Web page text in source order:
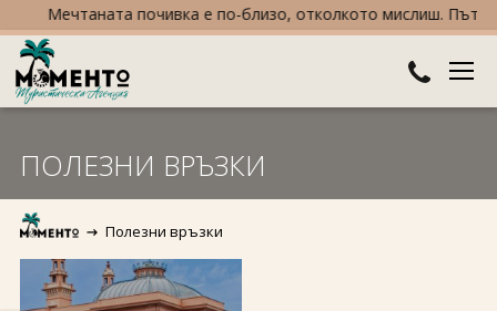
Мечтаната почивка е по-близо, отколкото мислиш.
Азия
Африка
ХОТЕЛИ
Хотели в България
Хотели в Гърция
КРУИЗИ
ТУРЦИЯ
ПОЛЕЗНИ ВРЪЗКИ
Полезни връзки